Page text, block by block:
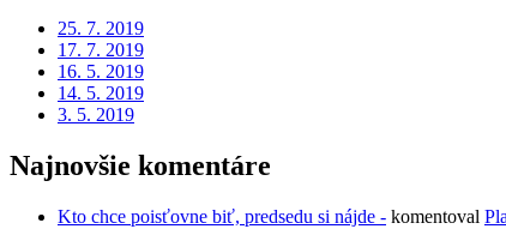
25. 7. 2019
17. 7. 2019
16. 5. 2019
14. 5. 2019
3. 5. 2019
Najnovšie komentáre
Kto chce poisťovne biť, predsedu si nájde - komentoval